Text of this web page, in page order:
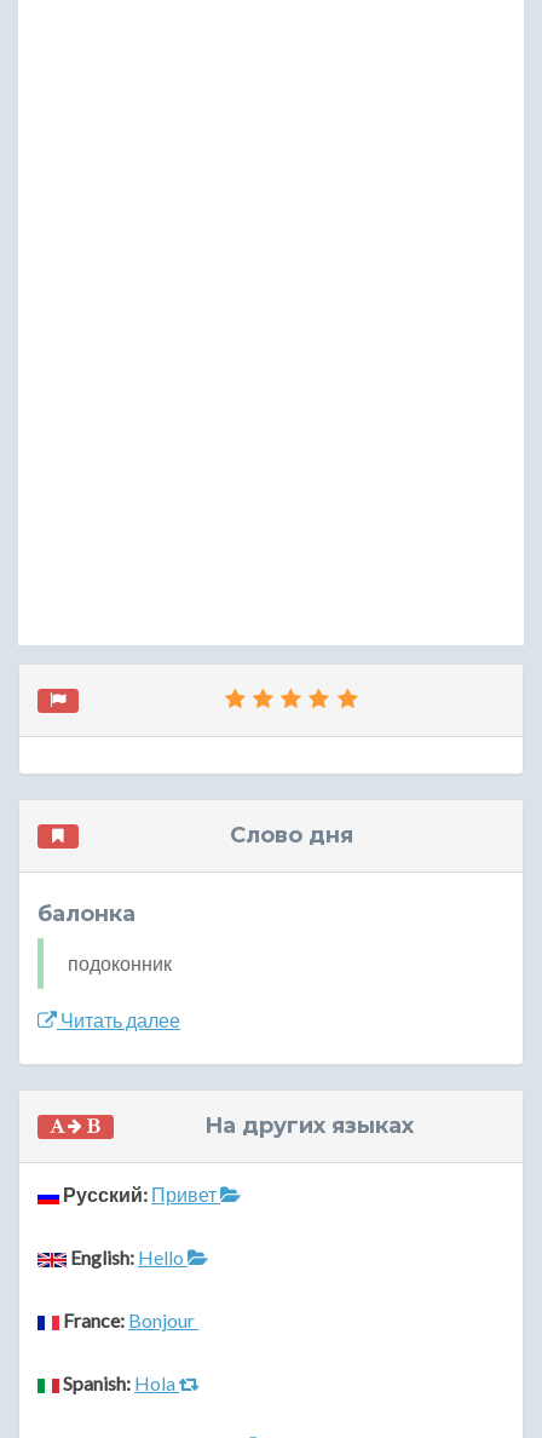
Слово дня
балонка
подоконник
Читать далее
На других языках
Русский: Привет
English: Hello
France: Bonjour
Spanish: Hola